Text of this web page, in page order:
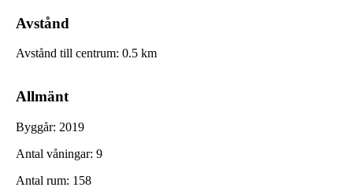
Avstånd
Avstånd till centrum: 0.5 km
Allmänt
Byggår: 2019
Antal våningar: 9
Antal rum: 158